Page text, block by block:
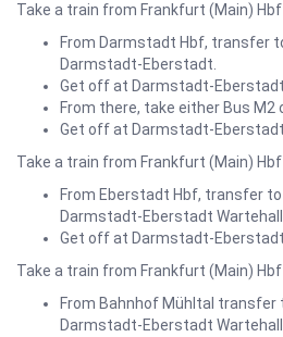
Take a train from Frankfurt (Main)
From Darmstadt Hbf, transfer
Darmstadt-Eberstadt.
Get off at Darmstadt-Eberstadt
From there, take either Bus M2
Get off at Darmstadt-Eberstadt
Take a train from Frankfurt (Main)
From Eberstadt Hbf, transfer
Darmstadt-Eberstadt
Get off at Darmstadt-Eberstadt
Take a train from Frankfurt (Main) Hbf
From Bahnhof Mühltal transfer
Darmstadt-Eberstadt